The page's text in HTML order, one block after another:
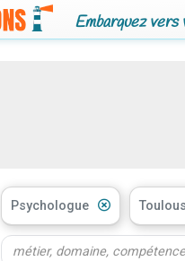
Embarquez
Psychologue